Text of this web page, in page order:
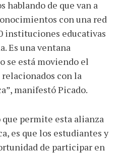
hablando de que van a
con una red
instituciones educativas
Es una ventana
se está moviendo el
con la
manifestó Picado.
permite esta alianza
es que los estudiantes y
de participar en